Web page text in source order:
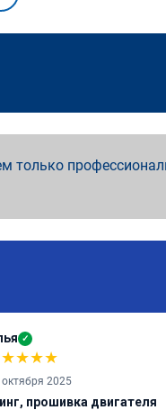
✓
★★★★
2025
прошивка двигателя